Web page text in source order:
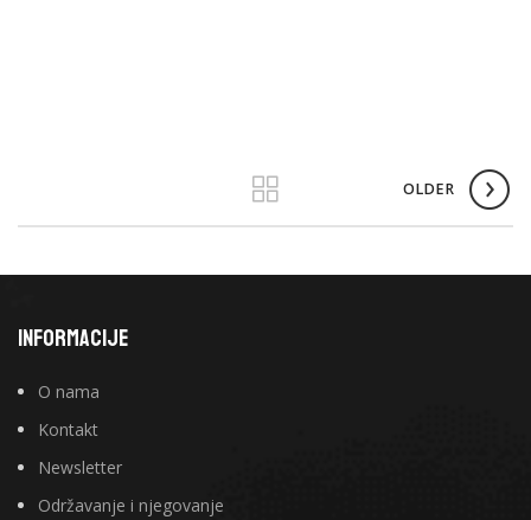
OLDER
INFORMACIJE
O nama
Kontakt
Newsletter
Održavanje i njegovanje